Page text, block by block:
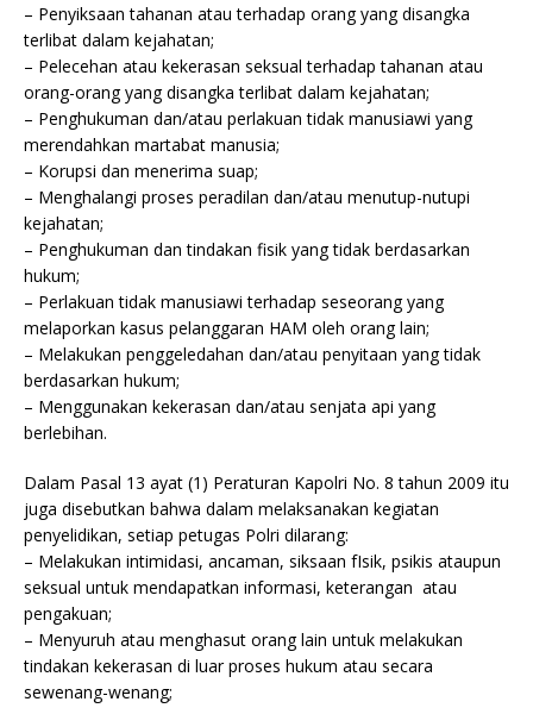
– Penyiksaan tahanan atau terhadap orang yang disangka
terlibat dalam kejahatan;
– Pelecehan atau kekerasan seksual terhadap tahanan atau
orang-orang yang disangka terlibat dalam kejahatan;
– Penghukuman dan/atau perlakuan tidak manusiawi yang
merendahkan martabat manusia;
– Korupsi dan menerima suap;
– Menghalangi proses peradilan dan/atau menutup-nutupi
kejahatan;
– Penghukuman dan tindakan fisik yang tidak berdasarkan
hukum;
– Perlakuan tidak manusiawi terhadap seseorang yang
melaporkan kasus pelanggaran HAM oleh orang lain;
– Melakukan penggeledahan dan/atau penyitaan yang tidak
berdasarkan hukum;
– Menggunakan kekerasan dan/atau senjata api yang
berlebihan.
Dalam Pasal 13 ayat (1) Peraturan Kapolri No. 8 tahun 2009 itu
juga disebutkan bahwa dalam melaksanakan kegiatan
penyelidikan, setiap petugas Polri dilarang:
– Melakukan intimidasi, ancaman, siksaan fIsik, psikis ataupun
seksual untuk mendapatkan informasi, keterangan atau
pengakuan;
– Menyuruh atau menghasut orang lain untuk melakukan
tindakan kekerasan di luar proses hukum atau secara
sewenang-wenang;